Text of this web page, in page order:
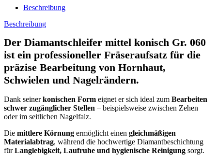
Beschreibung
Beschreibung
Der Diamantschleifer mittel konisch Gr. 060
ist ein professioneller Fräseraufsatz für die
präzise Bearbeitung von Hornhaut,
Schwielen und Nagelrändern.
Dank seinerkonischen Form eignet er sich ideal zum Bearbeiten
schwer zugänglicher Stellen – beispielsweise zwischen Zehen
oder im seitlichen Nagelfalz.
Die mittlere Körnung ermöglicht einen gleichmäßigen
Materialabtrag, während die hochwertige Diamantbeschichtung
fürLanglebigkeit, Laufruhe und hygienische Reinigung sorgt.